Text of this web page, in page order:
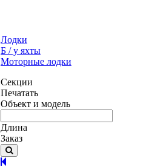
Лодки
Б / у яхты
Моторные лодки
Секции
Печатать
Объект и модель
Длина
Заказ